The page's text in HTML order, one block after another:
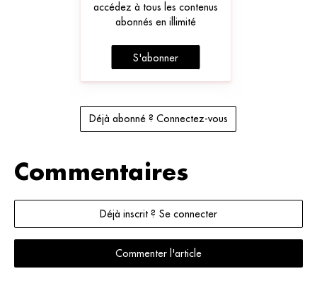
accédez à tous les contenus
abonnés en illimité
S'abonner
Déjà abonné ? Connectez-vous
Commentaires
Déjà inscrit ? Se connecter
Commenter l'article